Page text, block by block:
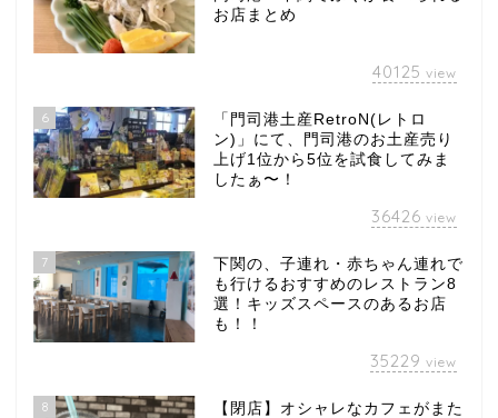
お店まとめ
40125 view
6
「門司港土産RetroN(レトロ
ン)」にて、門司港のお土産売り
上げ1位から5位を試食してみま
したぁ〜！
36426 view
7
下関の、子連れ・赤ちゃん連れで
も行けるおすすめのレストラン8
選！キッズスペースのあるお店
も！！
35229 view
8
【閉店】オシャレなカフェがまた